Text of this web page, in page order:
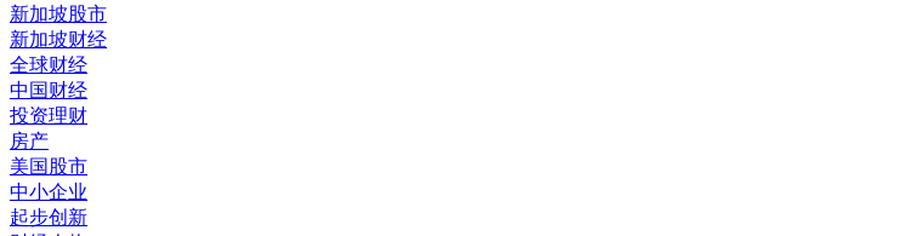
新加坡股市
新加坡财经
全球财经
中国财经
投资理财
房产
美国股市
中小企业
起步创新